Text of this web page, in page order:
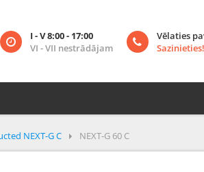
I - V 8:00 - 17:00
VI - VII nestrādājam
Vēlaties
Sazinieties!
NEXT-G C NEXT-G 60 C